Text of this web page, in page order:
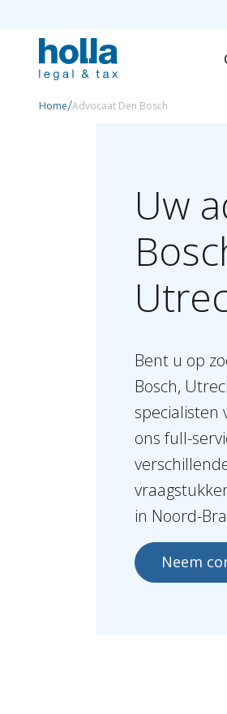
Home/Advocaat Den Bosch
Uw
Bent u op
Bosch,
specialisten
ons full-
in Noord-
Neem